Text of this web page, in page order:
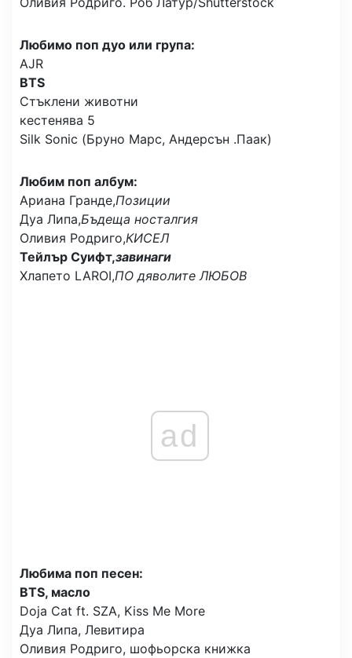
Любимо поп дуо или група:
AJR
BTS
Стъклени животни
кестенява 5
Silk Sonic (Бруно Марс, Андерсън .Паак)
Любим поп албум:
Ариана Гранде,Позиции
Дуа Липа,Бъдеща носталгия
Оливия Родриго,КИСЕЛ
Тейлър Суифт,завинаги
Хлапето LAROI,ПО дяволите ЛЮБОВ
ad
Любима поп песен:
BTS, масло
Doja Cat ft. SZA, Kiss Me More
Дуа Липа, Левитира
Оливия Родриго, шофьорска книжка